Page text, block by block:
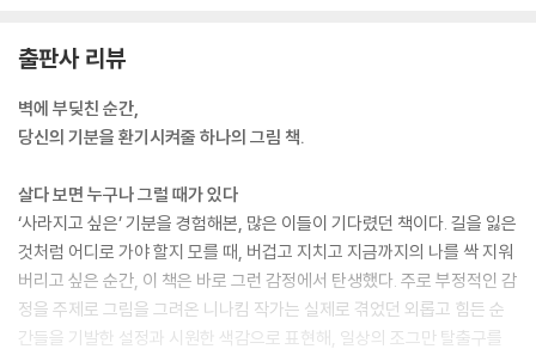
달리기 / 쓰레기봉투 / 선풍기 바람을 타고 / 나의 길을 가련다 / 이 문을 열
epilogue
출판사 리뷰
벽에 부딪친 순간,
당신의 기분을 환기시켜줄 하나의 그림 책.
살다 보면 누구나 그럴 때가 있다
‘사라지고 싶은’ 기분을 경험해본, 많은 이들이 기다렸던 책이다. 길을 잃은
것처럼 어디로 가야 할지 모를 때, 버겁고 지치고 지금까지의 나를 싹 지워
버리고 싶은 순간, 이 책은 바로 그런 감정에서 탄생했다. 주로 부정적인 감
정을 주제로 그림을 그려온 니나킴 작가는 실제로 겪었던 외롭고 힘든 순
간들을 기발한 설정과 시원한 색감으로 표현해, 일상의 조그만 탈출구를